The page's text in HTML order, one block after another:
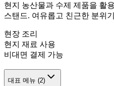
현지 농산물과 수제 제품을 활
스탠드. 여유롭고 친근한 분위
현장 조리
현지 재료 사용
비대면 결제 가능
대표 메뉴 (2)